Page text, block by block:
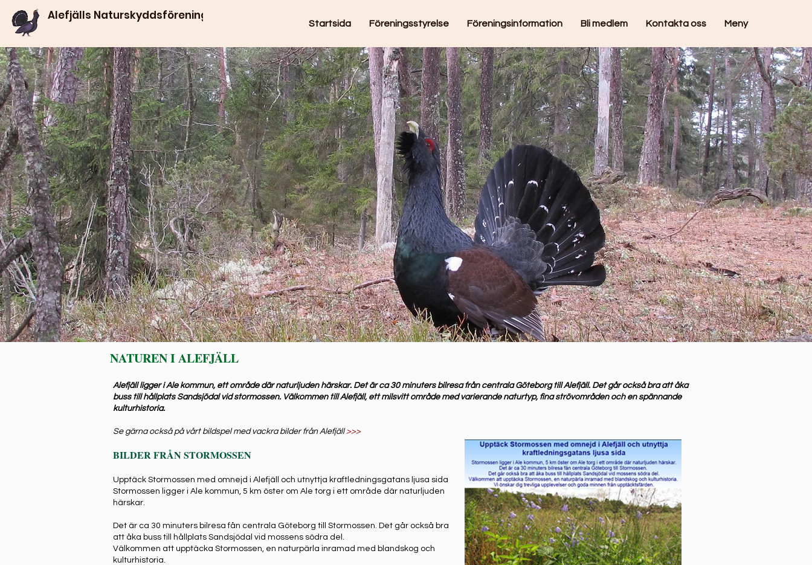
Alefjälls Naturskyddsförening
Startsida Föreningsstyrelse Föreningsinformation Bli medlem Kontakta oss Meny
NATUREN I ALEFJÄLL
Alefjäll ligger i Ale kommun, ett område där naturljuden härskar. Det är ca 30 minuters bilresa från centrala Göteborg till Alefjäll. Det går också bra att åka
buss till hållplats Sandsjödal vid stormossen. Välkommen till Alefjäll, ett milsvitt område med varierande naturtyp, fina strövområden och en spännande
kulturhistoria.
Se gärna också på vårt bildspel med vackra bilder från Alefjäll>>>
BILDER FRÅN STORMOSSEN
Upptäck Stormossen med omnejd i Alefjäll och utnyttja kraftledningsgatans ljusa sida
Stormossen ligger i Ale kommun, 5 km öster om Ale torg i ett område där naturljuden
härskar.
Det är ca 30 minuters bilresa fån centrala Göteborg till Stormossen. Det går också bra
att åka buss till hållplats Sandsjödal vid mossens södra del.
Välkommen att upptäcka Stormossen, en naturpärla inramad med blandskog och
kulturhistoria.